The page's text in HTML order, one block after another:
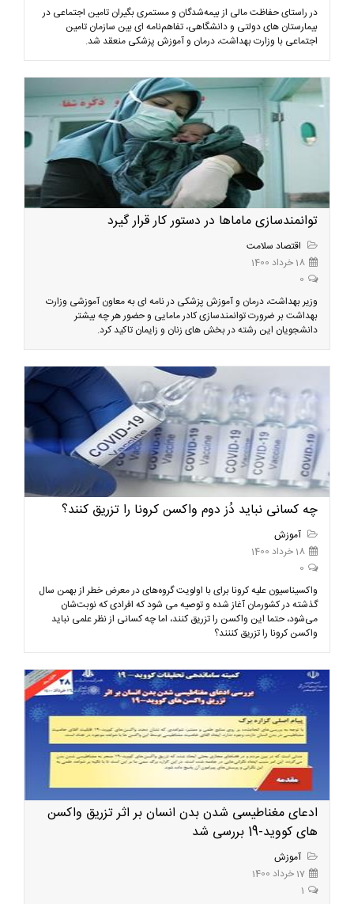
در راستای حفاظت مالی از بیمه‌شدگان و مستمری بگیران تامین اجتماعی در
بیمارستان های دولتی و دانشگاهی، تفاهم‌نامه ای بین‌ سازمان تامین
اجتماعی با وزارت بهداشت، درمان و آموزش پزشکی منعقد شد.
توانمندسازی ماماها در دستور کار قرار گیرد
اقتصاد سلامت
18 خرداد 1400
0
وزیر بهداشت، درمان و آموزش پزشکی در نامه ای به معاون آموزشی وزارت
بهداشت بر ضرورت توانمندسازی کادر مامایی و حضور هر چه بیشتر
دانشجویان این رشته در بخش های زنان و زایمان تاکید کرد.
چه کسانی نباید دُز دوم واکسن کرونا را تزریق کنند؟
آموزش
18 خرداد 1400
0
واکسیناسیون علیه کرونا برای با اولویت گروه‌های در معرض خطر از بهمن سال
گذشته در کشورمان آغاز شده و توصیه می شود که افرادی که نوبت‌شان
می‌شود، حتما این واکسن را تزریق کنند، اما چه کسانی از نظر علمی نباید
واکسن کرونا را تزریق کننند؟
ادعای مغناطیسی شدن بدن انسان بر اثر تزریق واکسن
های کووید-19 بررسی شد
آموزش
17 خرداد 1400
1